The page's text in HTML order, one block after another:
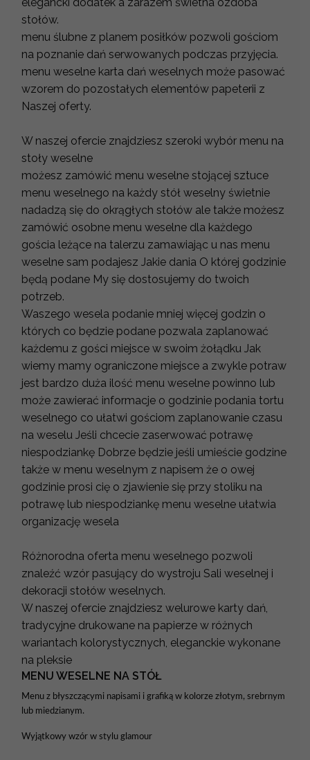
stołów.
menu ślubne z planem posiłków pozwoli gościom
na poznanie dań serwowanych podczas przyjęcia.
menu weselne karta dań weselnych może pasować
wzorem do pozostałych elementów papeterii z
Naszej oferty.
W naszej ofercie znajdziesz szeroki wybór menu na
stoły weselne
możesz zamówić menu weselne stojącej sztuce
menu weselnego na każdy stół weselny świetnie
nadadzą się do okrągłych stołów ale także możesz
zamówić osobne menu weselne dla każdego
gościa leżące na talerzu zamawiając u nas menu
weselne sam podajesz Jakie dania O której godzinie
będą podane My się dostosujemy do twoich
potrzeb.
Waszego wesela podanie mniej więcej godzin o
których co będzie podane pozwala zaplanować
każdemu z gości miejsce w swoim żołądku Jak
wiemy mamy ograniczone miejsce a zwykle potraw
jest bardzo duża ilość menu weselne powinno lub
może zawierać informacje o godzinie podania tortu
weselnego co ułatwi gościom zaplanowanie czasu
na weselu Jeśli chcecie zaserwować potrawę
niespodziankę Dobrze będzie jeśli umieście godzine
także w menu weselnym z napisem że o owej
godzinie prosi cię o zjawienie się przy stoliku na
potrawę lub niespodziankę menu weselne ułatwia
organizację wesela
Różnorodna oferta menu weselnego pozwoli
znaleźć wzór pasujący do wystroju Sali weselnej i
dekoracji stołów weselnych.
W naszej ofercie znajdziesz welurowe karty dań,
tradycyjne drukowane na papierze w różnych
wariantach kolorystycznych, eleganckie wykonane
na pleksie
MENU WESELNE NA STÓŁ
Menu z błyszczącymi napisami i grafiką w kolorze złotym, srebrnym
lub miedzianym.
Wyjątkowy wzór w stylu glamour